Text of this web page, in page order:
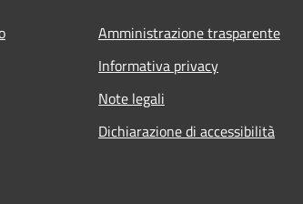
Amministrazione trasparente
Informativa privacy
Note legali
Dichiarazione di accessibilità